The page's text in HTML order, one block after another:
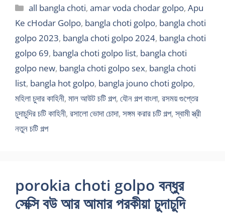
Categories
all bangla choti,amar voda chodar golpo,Apu
Ke cHodar Golpo, bangla choti golpo, bangla choti
golpo 2023, bangla choti golpo 2024, bangla choti
golpo 69, bangla choti golpo list, bangla choti
golpo new, bangla choti golpo sex, bangla choti
list, bangla hot golpo, bangla jouno choti golpo,
মহিলা চুদার কাহিনী, মাল আউট চটি গল্প, যৌন গল্প বাংলা, রসময় গুপ্তের
চুদাচুদির চটি কাহিনী, রসালো ভোদা চোদা, সঙ্গম করার চটি গল্প,স্বামী স্ত্রী
নতুন চটি গল্প
porokia choti golpo বন্ধুর
সেক্সি বউ আর আমার পরকীয়া চুদাচুদি